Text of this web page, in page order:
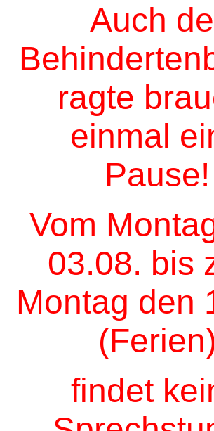
Auch
ragte
einmal
Pause!
Vom
03.08. bis
Montag den
(Ferien)
findet